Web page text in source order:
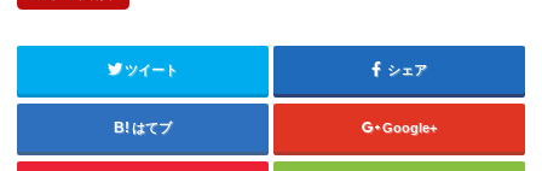
ツイート シェア
はてブ Google+